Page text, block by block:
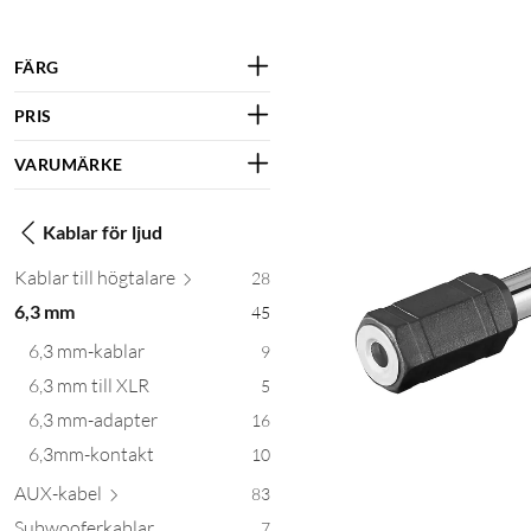
FÄRG
PRIS
VARUMÄRKE
Kablar för ljud
Kablar till högtalare 28
6,3 mm 45
6,3 mm-kablar 9
6,3 mm till XLR 5
6,3 mm-adapter 16
6,3mm-kontakt 10
AUX-kabel 83